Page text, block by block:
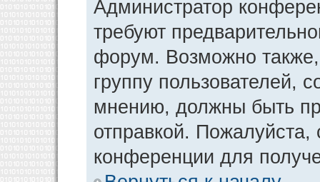
Администратор
требуют
форум. Возможно
группу пользователей,
мнению, должны быть
отправкой.
конференции для